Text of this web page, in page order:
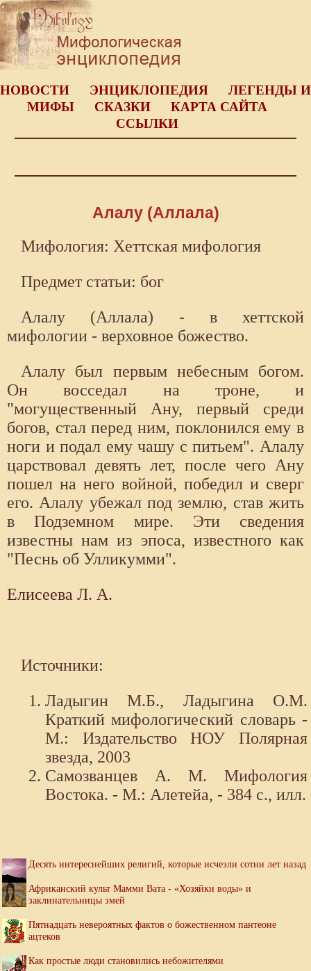
НОВОСТИ ЭНЦИКЛОПЕДИЯ
ЛЕГЕНДЫ И
МИФЫ
СКАЗКИ
КАРТА САЙТА
ССЫЛКИ
Алалу (Аллала)
Мифология: Хеттская мифология
Предмет статьи: бог
Алалу (Аллала) - в хеттской
мифологии - верховное божество.
Алалу был первым небесным богом.
Он восседал на троне, и
"могущественный Ану, первый среди
богов, стал перед ним, поклонился ему в
ноги и подал ему чашу с питьем". Алалу
царствовал девять лет, после чего Ану
пошел на него войной, победил и сверг
его. Алалу убежал под землю, став жить
в Подземном мире. Эти сведения
известны нам из эпоса, известного как
"Песнь об Улликумми".
Елисеева Л. А.
Источники:
Ладыгин М.Б., Ладыгина О.М.
Краткий мифологический словарь -
М.: Издательство НОУ Полярная
звезда, 2003
Самозванцев А. М. Мифология
Востока. - М.: Алетейа, - 384 с., илл.
Десять интереснейших религий, которые исчезли сотни лет назад
Африканский культ Мамми Вата - «Хозяйки воды» и
заклинательницы змей
Пятнадцать невероятных фактов о божественном пантеоне
ацтеков
Как простые люди становились небожителями